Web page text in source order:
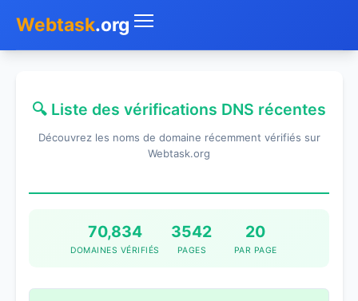
Webtask.org
Whois🔍 Liste des vérifications DNS récentes
Découvrez les noms de domaine récemment vérifiés sur
Webtask.org
70,834
DOMAINES VÉRIFIÉS
3542
PAGES
20
PAR PAGE